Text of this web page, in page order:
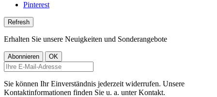
Pinterest
Erhalten Sie unsere Neuigkeiten und Sonderangebote
Sie können Ihr Einverständnis jederzeit widerrufen. Unsere
Kontaktinformationen finden Sie u. a. unter Kontakt.